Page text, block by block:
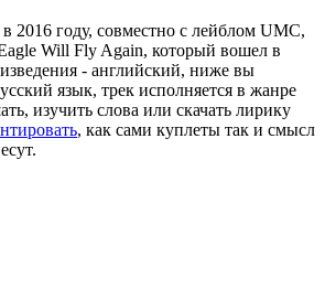
2016 году, совместно с лейблом UMC,
Will Fly Again, который вошел в
- английский, ниже вы
язык, трек исполняется в жанре
изучить слова или скачать лирику
, как сами куплеты так и смысл